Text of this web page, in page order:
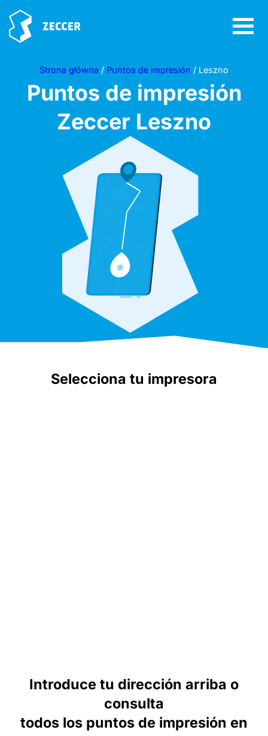
Strona główna / Puntos de impresión / Leszno
Puntos de impresión
Zeccer Leszno
Selecciona tu impresora
Introduce tu dirección arriba o
consulta
todos los puntos de impresión en